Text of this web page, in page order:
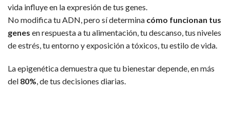
vida influye en la expresión de tus genes.
No modifica tu ADN, pero sí determina cómo funcionan tus
genes en respuesta a tu alimentación, tu descanso, tus niveles
de estrés, tu entorno y exposición a tóxicos, tu estilo de vida.
La epigenética demuestra que tu bienestar depende, en más
del 80%, de tus decisiones diarias.